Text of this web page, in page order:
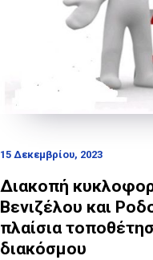
15 Δεκεμβρίου, 2023
Διακοπή
Βενιζέλου και
πλαίσια
διακόσμου